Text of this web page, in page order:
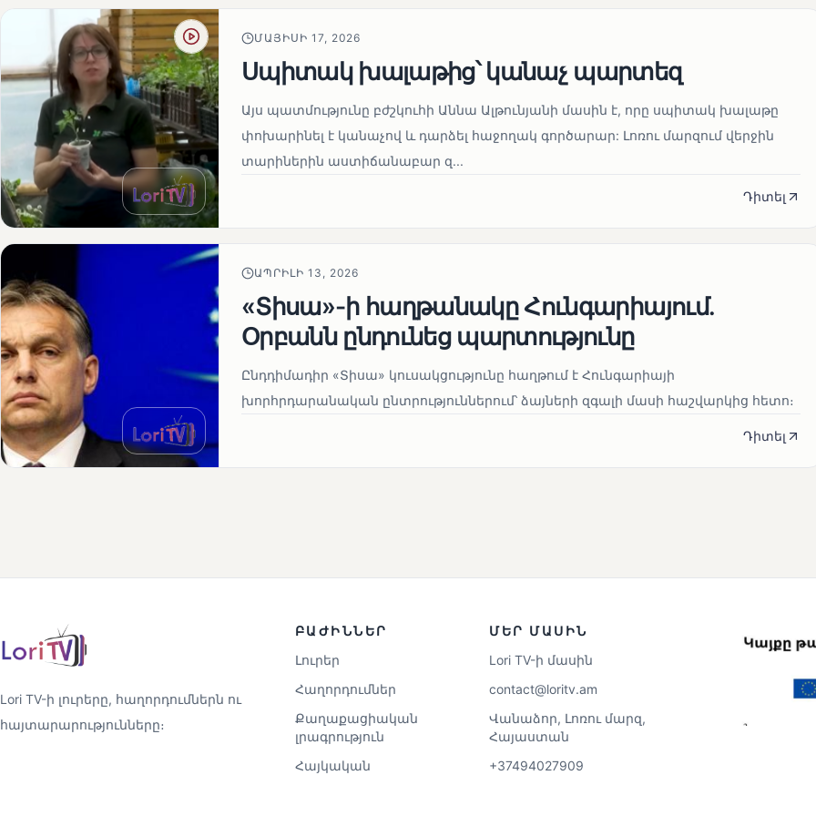
ՄԱՅԻՍԻ 17, 2026
Սպիտակ խալաթից՝ կանաչ պարտեզ
Այս պատմությունը բժշկուհի Աննա Ալթունյանի մասին է, որը սպիտակ խալաթը
փոխարինել է կանաչով և դարձել հաջողակ գործարար: Լոռու մարզում վերջին
տարիներին աստիճանաբար զ...
Դիտել
ԱՊՐԻԼԻ 13, 2026
«Տիսա»-ի հաղթանակը Հունգարիայում․
Օրբանն ընդունեց պարտությունը
Ընդդիմադիր «Տիսա» կուսակցությունը հաղթում է Հունգարիայի
խորհրդարանական ընտրություններում՝ ձայների զգալի մասի հաշվարկից հետո։
Դիտել
Lori TV-ի լուրերը, հաղորդումներն ու
հայտարարությունները։
ԲԱԺԻՆՆԵՐ
Լուրեր
Հաղորդումներ
Քաղաքացիական
լրագրություն
Հայկական
ՄԵՐ ՄԱՍԻՆ
Lori TV-ի մասին
contact@loritv.am
Վանաձոր, Լոռու մարզ,
Հայաստան
+37494027909